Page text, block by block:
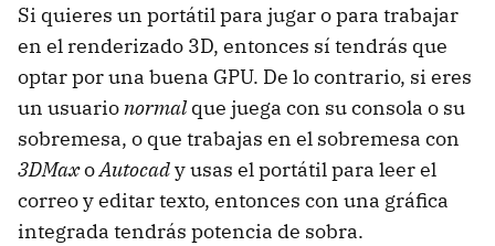
Si quieres un portátil para jugar o para trabajar
en el renderizado 3D, entonces sí tendrás que
optar por una buena GPU. De lo contrario, si eres
un usuarionormalque juega con su consola o su
sobremesa, o que trabajas en el sobremesa con
3DMaxoAutocady usas el portátil para leer el
correo y editar texto, entonces con una gráfica
integrada tendrás potencia de sobra.